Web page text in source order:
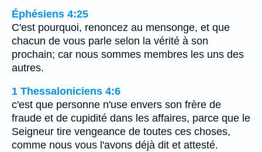
Éphésiens 4:25
C'est pourquoi, renoncez au mensonge, et que
chacun de vous parle selon la vérité à son
prochain; car nous sommes membres les uns des
autres.
1 Thessaloniciens 4:6
c'est que personne n'use envers son frère de
fraude et de cupidité dans les affaires, parce que le
Seigneur tire vengeance de toutes ces choses,
comme nous vous l'avons déjà dit et attesté.